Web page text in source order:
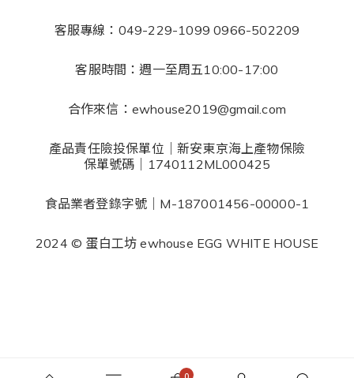
客服專線：049-229-1099 0966-502209
客服時間：週一至周五10:00-17:00
合作來信：ewhouse2019@gmail.com
產品責任險投保單位｜新安東京海上產物保險
保單號碼｜1740112ML000425
食品業者登錄字號｜M-187001456-00000-1
2024 © 蛋白工坊 ewhouse EGG WHITE HOUSE